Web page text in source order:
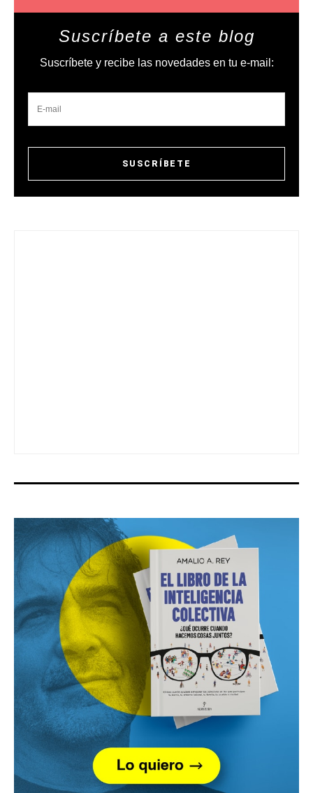
Suscríbete a este blog
Suscríbete y recibe las novedades en tu e-mail: